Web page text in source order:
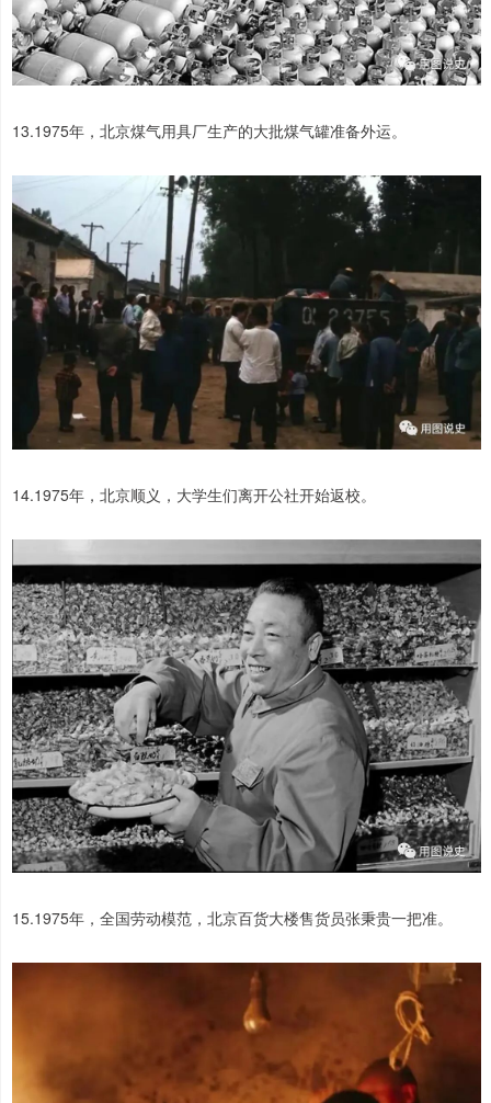
13.1975年，北京煤气用具厂生产的大批煤气罐准备外运。
14.1975年，北京顺义，大学生们离开公社开始返校。
15.1975年，全国劳动模范，北京百货大楼售货员张秉贵一把准。